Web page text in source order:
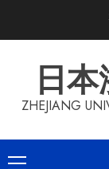
日
ZHEJIANG
Primary